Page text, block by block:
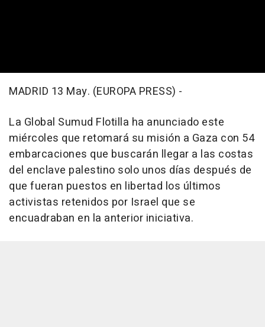
MADRID 13 May. (EUROPA PRESS) -
La Global Sumud Flotilla ha anunciado este
miércoles que retomará su misión a Gaza con 54
embarcaciones que buscarán llegar a las costas
del enclave palestino solo unos días después de
que fueran puestos en libertad los últimos
activistas retenidos por Israel que se
encuadraban en la anterior iniciativa.